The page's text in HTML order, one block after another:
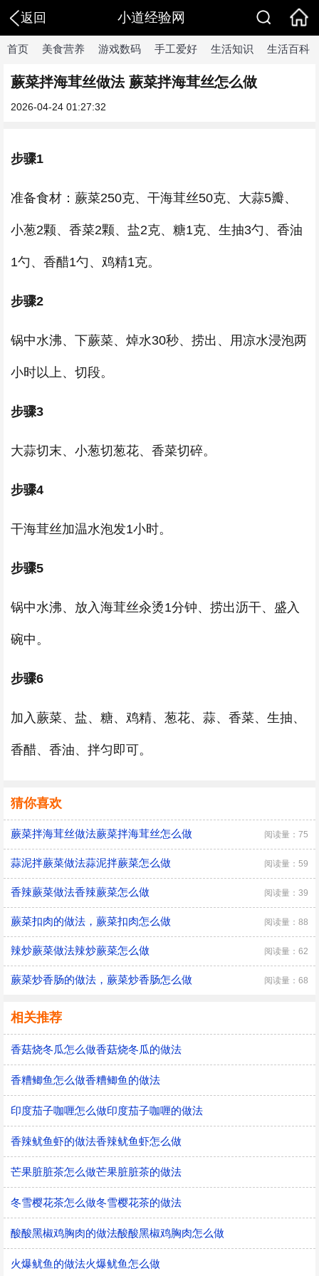
返回 小道经验网
首页 美食营养 游戏数码 手工爱好 生活知识 生活百科
蕨菜拌海茸丝做法 蕨菜拌海茸丝怎么做
2026-04-24 01:27:32
步骤1
准备食材：蕨菜250克、干海茸丝50克、大蒜5瓣、
小葱2颗、香菜2颗、盐2克、糖1克、生抽3勺、香油
1勺、香醋1勺、鸡精1克。
步骤2
锅中水沸、下蕨菜、焯水30秒、捞出、用凉水浸泡两
小时以上、切段。
步骤3
大蒜切末、小葱切葱花、香菜切碎。
步骤4
干海茸丝加温水泡发1小时。
步骤5
锅中水沸、放入海茸丝汆烫1分钟、捞出沥干、盛入
碗中。
步骤6
加入蕨菜、盐、糖、鸡精、葱花、蒜、香菜、生抽、
香醋、香油、拌匀即可。
猜你喜欢
蕨菜拌海茸丝做法蕨菜拌海茸丝怎么做 阅读量：75
蒜泥拌蕨菜做法蒜泥拌蕨菜怎么做 阅读量：59
香辣蕨菜做法香辣蕨菜怎么做 阅读量：39
蕨菜扣肉的做法，蕨菜扣肉怎么做 阅读量：88
辣炒蕨菜做法辣炒蕨菜怎么做 阅读量：62
蕨菜炒香肠的做法，蕨菜炒香肠怎么做 阅读量：68
相关推荐
香菇烧冬瓜怎么做香菇烧冬瓜的做法
香糟鲫鱼怎么做香糟鲫鱼的做法
印度茄子咖喱怎么做印度茄子咖喱的做法
香辣鱿鱼虾的做法香辣鱿鱼虾怎么做
芒果脏脏茶怎么做芒果脏脏茶的做法
冬雪樱花茶怎么做冬雪樱花茶的做法
酸酸黑椒鸡胸肉的做法酸酸黑椒鸡胸肉怎么做
火爆鱿鱼的做法火爆鱿鱼怎么做